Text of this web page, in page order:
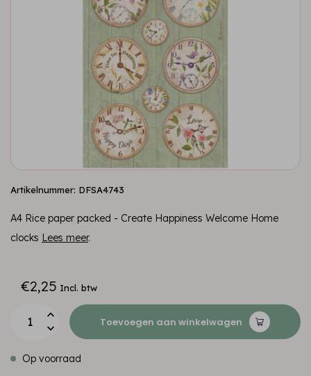
Artikelnummer: DFSA4743
A4 Rice paper packed - Create Happiness Welcome Home
clocks Lees meer.
€2,25 Incl. btw
Toevoegen aan winkelwagen
Op voorraad